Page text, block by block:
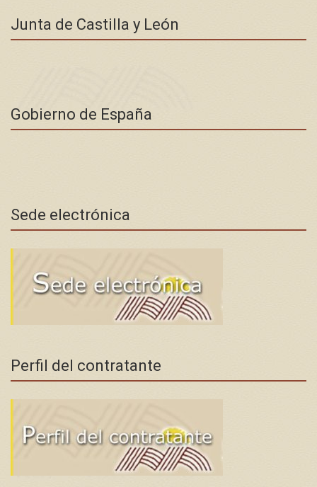
Junta de Castilla y León
Gobierno de España
Sede electrónica
Perfil del contratante